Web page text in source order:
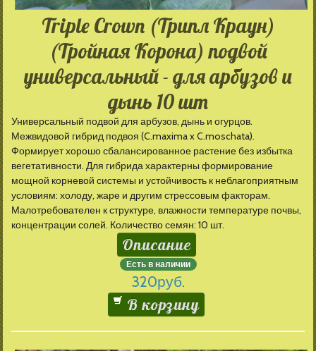
Triple Crown (Трипл Краун)
(Тройная Корона) подвой
универсальный - для арбузов и
дынь 10 шт
Универсальный подвой для арбузов, дынь и огурцов.
Межвидовой гибрид подвоя (C.maxima x C.moschata).
Формирует хорошо сбалансированное растение без избытка
вегетативности. Для гибрида характерны формирование
мощной корневой системы и устойчивость к неблагоприятным
условиям: холоду, жаре и другим стрессовым факторам.
Малотребователен к структуре, влажности температуре почвы,
концентрации солей. Количество семян: 10 шт.
Описание
Есть в наличии
320руб.
В корзину